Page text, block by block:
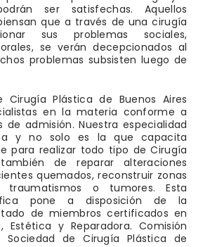
ser satisfechas. Aquellos
que a través de una cirugía
sus problemas sociales,
se verán decepcionados al
problemas subsisten luego de
Cirugía Plástica de Buenos Aires
en la materia conforme a
de admisión. Nuestra especialidad
y no solo es la que capacita
para realizar todo tipo de Cirugía
de reparar alteraciones
quemados, reconstruir zonas
traumatismos o tumores. Esta
pone a disposición de la
de miembros certificados en
Estética y Reparadora. Comisión
de Cirugía Plástica de